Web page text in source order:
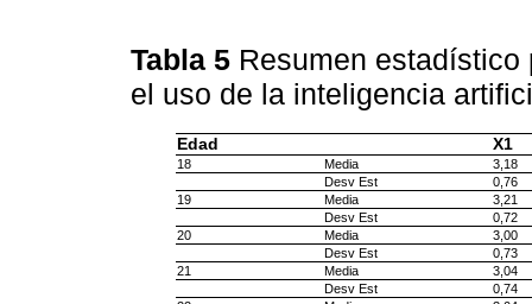
Tabla 5 Resumen
el uso de la inteligencia
Edad X1
18 Media
3,18
Desv Est
0,76
19
Media
3,21
Desv Est
0,72
20
Media
3,00
Desv Est
0,73
21
Media
3,04
Desv Est
0,74